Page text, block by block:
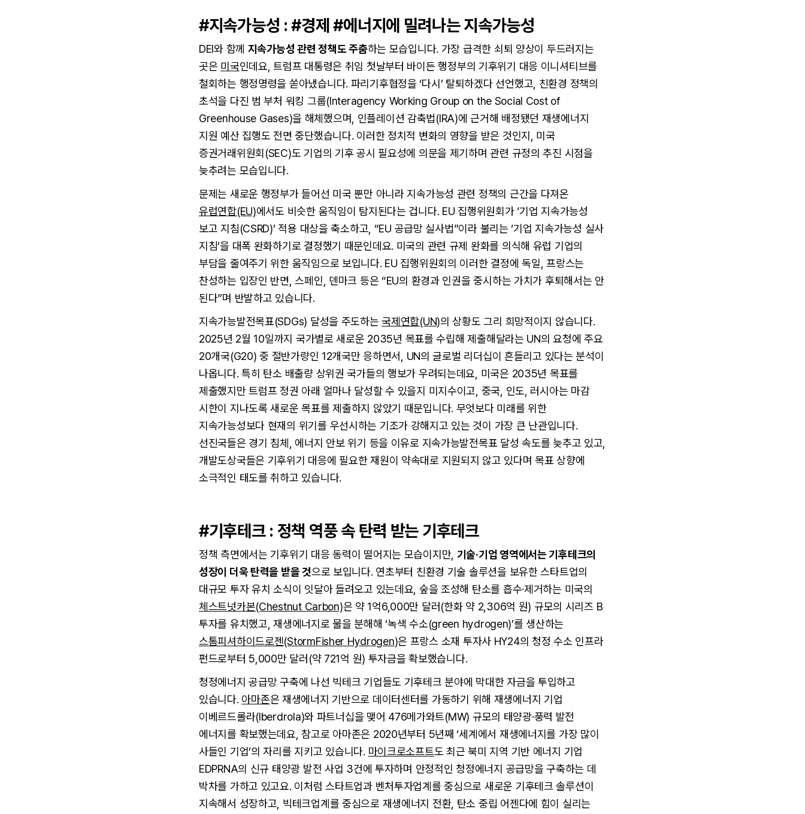
#지속가능성 : #경제 #에너지에 밀려나는 지속가능성
DEI와 함께 지속가능성 관련 정책도 주춤하는 모습입니다. 가장 급격한 쇠퇴 양상이 두드러지는
곳은 미국인데요, 트럼프 대통령은 취임 첫날부터 바이든 행정부의 기후위기 대응 이니셔티브를
철회하는 행정명령을 쏟아냈습니다. 파리기후협정을 ‘다시’ 탈퇴하겠다 선언했고, 친환경 정책의
초석을 다진 범 부처 워킹 그룹(Interagency Working Group on the Social Cost of
Greenhouse Gases)을 해체했으며, 인플레이션 감축법(IRA)에 근거해 배정됐던 재생에너지
지원 예산 집행도 전면 중단했습니다. 이러한 정치적 변화의 영향을 받은 것인지, 미국
증권거래위원회(SEC)도 기업의 기후 공시 필요성에 의문을 제기하며 관련 규정의 추진 시점을
늦추려는 모습입니다.
문제는 새로운 행정부가 들어선 미국 뿐만 아니라 지속가능성 관련 정책의 근간을 다져온
유럽연합(EU)에서도 비슷한 움직임이 탐지된다는 겁니다. EU 집행위원회가 ‘기업 지속가능성
보고 지침(CSRD)’ 적용 대상을 축소하고, “EU 공급망 실사법”이라 불리는 ‘기업 지속가능성 실사
지침’을 대폭 완화하기로 결정했기 때문인데요. 미국의 관련 규제 완화를 의식해 유럽 기업의
부담을 줄여주기 위한 움직임으로 보입니다. EU 집행위원회의 이러한 결정에 독일, 프랑스는
찬성하는 입장인 반면, 스페인, 덴마크 등은 “EU의 환경과 인권을 중시하는 가치가 후퇴해서는 안
된다”며 반발하고 있습니다.
지속가능발전목표(SDGs) 달성을 주도하는국제연합(UN)의 상황도 그리 희망적이지 않습니다.
2025년 2월 10일까지 국가별로 새로운 2035년 목표를 수립해 제출해달라는 UN의 요청에 주요
20개국(G20) 중 절반가량인 12개국만 응하면서, UN의 글로벌 리더십이 흔들리고 있다는 분석이
나옵니다. 특히 탄소 배출량 상위권 국가들의 행보가 우려되는데요, 미국은 2035년 목표를
제출했지만 트럼프 정권 아래 얼마나 달성할 수 있을지 미지수이고, 중국, 인도, 러시아는 마감
시한이 지나도록 새로운 목표를 제출하지 않았기 때문입니다. 무엇보다 미래를 위한
지속가능성보다 현재의 위기를 우선시하는 기조가 강해지고 있는 것이 가장 큰 난관입니다.
선진국들은 경기 침체, 에너지 안보 위기 등을 이유로 지속가능발전목표 달성 속도를 늦추고 있고,
개발도상국들은 기후위기 대응에 필요한 재원이 약속대로 지원되지 않고 있다며 목표 상향에
소극적인 태도를 취하고 있습니다.
#기후테크 : 정책 역풍 속 탄력 받는 기후테크
정책 측면에서는 기후위기 대응 동력이 떨어지는 모습이지만, 기술·기업 영역에서는 기후테크의
성장이 더욱 탄력을 받을 것으로 보입니다. 연초부터 친환경 기술 솔루션을 보유한 스타트업의
대규모 투자 유치 소식이 잇달아 들려오고 있는데요, 숲을 조성해 탄소를 흡수·제거하는 미국의
체스트넛카본(Chestnut Carbon)은 약 1억6,000만 달러(한화 약 2,306억 원) 규모의 시리즈 B
투자를 유치했고, 재생에너지로 물을 분해해 ‘녹색 수소(green hydrogen)’를 생산하는
스톰피셔하이드로젠(StormFisher Hydrogen)은 프랑스 소재 투자사 HY24의 청정 수소 인프라
펀드로부터 5,000만 달러(약 721억 원) 투자금을 확보했습니다.
청정에너지 공급망 구축에 나선 빅테크 기업들도 기후테크 분야에 막대한 자금을 투입하고
있습니다. 아마존은 재생에너지 기반으로 데이터센터를 가동하기 위해 재생에너지 기업
이베르드롤라(Iberdrola)와 파트너십을 맺어 476메가와트(MW) 규모의 태양광·풍력 발전
에너지를 확보했는데요, 참고로 아마존은 2020년부터 5년째 ‘세계에서 재생에너지를 가장 많이
사들인 기업’의 자리를 지키고 있습니다. 마이크로소프트도 최근 북미 지역 기반 에너지 기업
EDPRNA의 신규 태양광 발전 사업 3건에 투자하며 안정적인 청정에너지 공급망을 구축하는 데
박차를 가하고 있고요. 이처럼 스타트업과 벤처투자업계를 중심으로 새로운 기후테크 솔루션이
지속해서 성장하고, 빅테크업계를 중심으로 재생에너지 전환, 탄소 중립 어젠다에 힘이 실리는